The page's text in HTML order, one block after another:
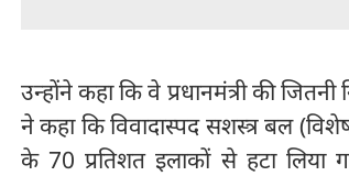
उन्होंने कहा कि वे प्रधानमंत्री की
ने कहा कि विवादास्पद सशस्त्र बल
के 70 प्रतिशत इलाकों से हटा लिया